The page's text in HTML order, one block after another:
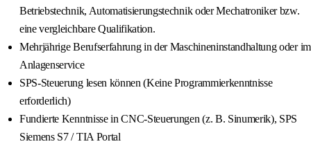
Betriebstechnik, Automatisierungstechnik oder Mechatroniker bzw.
eine vergleichbare Qualifikation.
Mehrjährige Berufserfahrung in der Maschineninstandhaltung oder im
Anlagenservice
SPS-Steuerung lesen können (Keine Programmierkenntnisse
erforderlich)
Fundierte Kenntnisse in CNC-Steuerungen (z. B. Sinumerik), SPS
Siemens S7 / TIA Portal